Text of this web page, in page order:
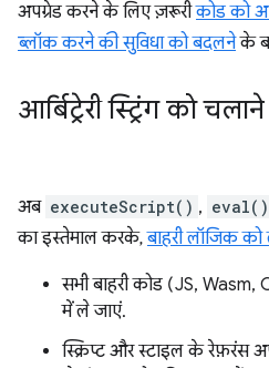
अपग्रेड करने के लिए ज़रूरीकोड को
ब्लॉक करने की सुविधा को बदलनेके
आर्बिट्रेरी स्ट्रिंग को
अब executeScript() , eval()
का इस्तेमाल करके,बाहरी लॉजिक
सभी बाहरी कोड (JS,
में ले जाएं.
स्क्रिप्ट और स्टाइल के रेफ़रंस